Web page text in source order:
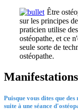
Être
sur les principes
praticien utilise
ostéopathe, et ce
seule sorte de
ostéopathe.
Puisque vous dites que
suite à une séance